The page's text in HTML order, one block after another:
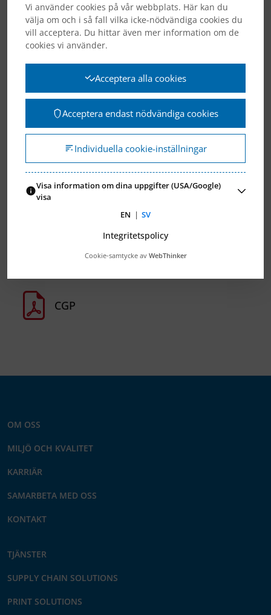
Certifikat
Elanders Sverige AB ISO14001-
ISO9001 (SE)
Elanders Sverige AB ISO14001-
ISO9001 (EN)
-certifikat
Svanen
CGP
OM OSS
MILJÖ OCH KVALITET
KARRIÄR
SAMARBETA MED OSS
KONTAKT
TJÄNSTER
SUPPLY CHAIN SOLUTIONS
PRINT SOLUTIONS
Vi använder cookies på vår webbplats. Här kan du
välja om och i så fall vilka icke-nödvändiga cookies du
vill acceptera. Du hittar även mer information om de
cookies vi använder.
Acceptera alla cookies
Acceptera endast nödvändiga cookies
Individuella cookie-inställningar
Visa information om dina uppgifter (USA/Google)
visa
EN | SV
Integritetspolicy
Cookie-samtycke av WebThinker